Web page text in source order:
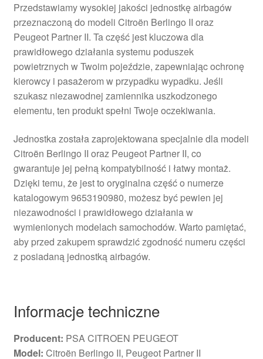
Przedstawiamy wysokiej jakości jednostkę airbagów
przeznaczoną do modeli Citroën Berlingo II oraz
Peugeot Partner II. Ta część jest kluczowa dla
prawidłowego działania systemu poduszek
powietrznych w Twoim pojeździe, zapewniając ochronę
kierowcy i pasażerom w przypadku wypadku. Jeśli
szukasz niezawodnej zamiennika uszkodzonego
elementu, ten produkt spełni Twoje oczekiwania.
Jednostka została zaprojektowana specjalnie dla modeli
Citroën Berlingo II oraz Peugeot Partner II, co
gwarantuje jej pełną kompatybilność i łatwy montaż.
Dzięki temu, że jest to oryginalna część o numerze
katalogowym 9653190980, możesz być pewien jej
niezawodności i prawidłowego działania w
wymienionych modelach samochodów. Warto pamiętać,
aby przed zakupem sprawdzić zgodność numeru części
z posiadaną jednostką airbagów.
Informacje techniczne
Producent: PSA CITROEN PEUGEOT
Model: Citroën Berlingo II, Peugeot Partner II